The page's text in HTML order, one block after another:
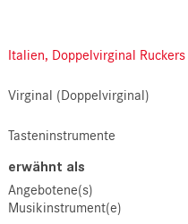
Italien, Doppelvirginal Ruckers
Virginal (Doppelvirginal)
Tasteninstrumente
erwähnt als
Angebotene(s)
Musikinstrument(e)